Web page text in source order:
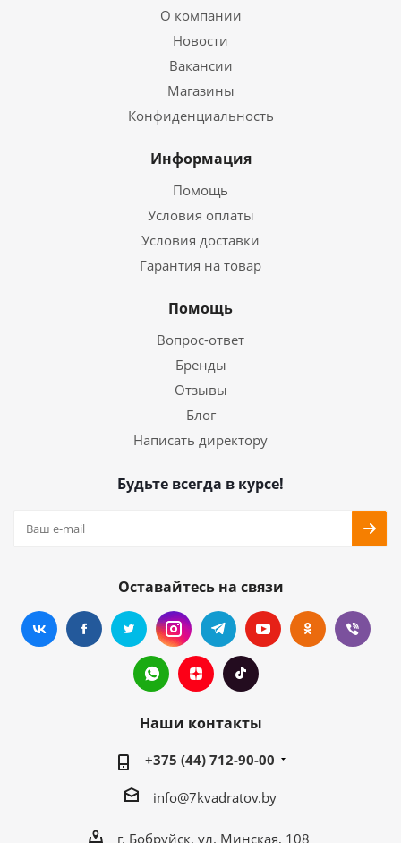
О компании
Новости
Вакансии
Магазины
Конфиденциальность
Информация
Помощь
Условия оплаты
Условия доставки
Гарантия на товар
Помощь
Вопрос-ответ
Бренды
Отзывы
Блог
Написать директору
Будьте всегда в курсе!
Оставайтесь на связи
Наши контакты
+375 (44) 712-90-00
info@7kvadratov.by
г. Бобруйск, ул. Минская, 108